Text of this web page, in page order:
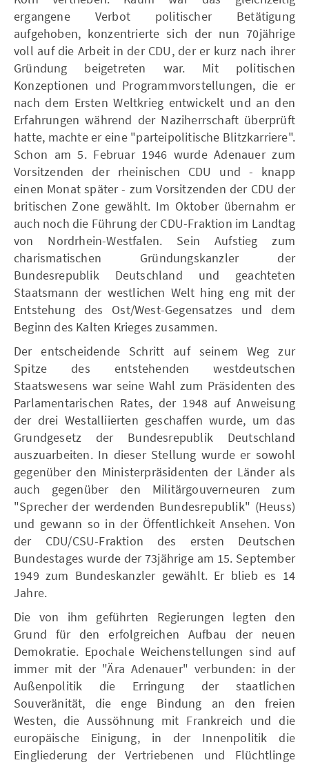
ergangene Verbot politischer Betätigung
aufgehoben, konzentrierte sich der nun 70jährige
voll auf die Arbeit in der CDU, der er kurz nach ihrer
Gründung beigetreten war. Mit politischen
Konzeptionen und Programmvorstellungen, die er
nach dem Ersten Weltkrieg entwickelt und an den
Erfahrungen während der Naziherrschaft überprüft
hatte, machte er eine "parteipolitische Blitzkarriere".
Schon am 5. Februar 1946 wurde Adenauer zum
Vorsitzenden der rheinischen CDU und - knapp
einen Monat später - zum Vorsitzenden der CDU der
britischen Zone gewählt. Im Oktober übernahm er
auch noch die Führung der CDU-Fraktion im Landtag
von Nordrhein-Westfalen. Sein Aufstieg zum
charismatischen Gründungskanzler der
Bundesrepublik Deutschland und geachteten
Staatsmann der westlichen Welt hing eng mit der
Entstehung des Ost/West-Gegensatzes und dem
Beginn des Kalten Krieges zusammen.
Der entscheidende Schritt auf seinem Weg zur
Spitze des entstehenden westdeutschen
Staatswesens war seine Wahl zum Präsidenten des
Parlamentarischen Rates, der 1948 auf Anweisung
der drei Westalliierten geschaffen wurde, um das
Grundgesetz der Bundesrepublik Deutschland
auszuarbeiten. In dieser Stellung wurde er sowohl
gegenüber den Ministerpräsidenten der Länder als
auch gegenüber den Militärgouverneuren zum
"Sprecher der werdenden Bundesrepublik" (Heuss)
und gewann so in der Öffentlichkeit Ansehen. Von
der CDU/CSU-Fraktion des ersten Deutschen
Bundestages wurde der 73jährige am 15. September
1949 zum Bundeskanzler gewählt. Er blieb es 14
Jahre.
Die von ihm geführten Regierungen legten den
Grund für den erfolgreichen Aufbau der neuen
Demokratie. Epochale Weichenstellungen sind auf
immer mit der "Ära Adenauer" verbunden: in der
Außenpolitik die Erringung der staatlichen
Souveränität, die enge Bindung an den freien
Westen, die Aussöhnung mit Frankreich und die
europäische Einigung, in der Innenpolitik die
Eingliederung der Vertriebenen und Flüchtlinge